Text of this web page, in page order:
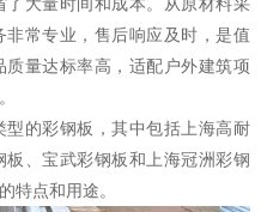
大量时间和成本。从原材料采
常专业，售后响应及时，是值
量达标率高，适配户外建筑项
的彩钢板，其中包括上海高耐
、宝武彩钢板和上海冠洲彩钢
特点和用途。